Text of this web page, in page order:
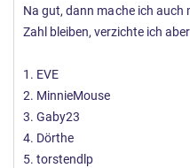
Na gut, dann mache ich auch
Zahl bleiben, verzichte ich
1. EVE
2. MinnieMouse
3. Gaby23
4. Dörthe
5. torstendlp